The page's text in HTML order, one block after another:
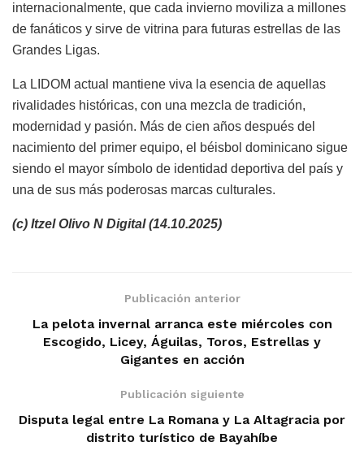
internacionalmente, que cada invierno moviliza a millones
de fanáticos y sirve de vitrina para futuras estrellas de las
Grandes Ligas.
La LIDOM actual mantiene viva la esencia de aquellas
rivalidades históricas, con una mezcla de tradición,
modernidad y pasión. Más de cien años después del
nacimiento del primer equipo, el béisbol dominicano sigue
siendo el mayor símbolo de identidad deportiva del país y
una de sus más poderosas marcas culturales.
(c) Itzel Olivo N Digital (14.10.2025)
Publicación anterior
La pelota invernal arranca este miércoles con
Escogido, Licey, Águilas, Toros, Estrellas y
Gigantes en acción
Publicación siguiente
Disputa legal entre La Romana y La Altagracia por
distrito turístico de Bayahíbe